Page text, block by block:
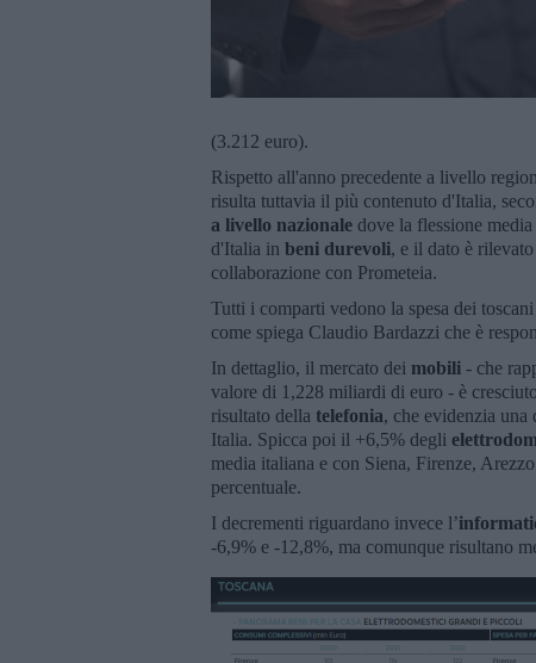
(3.212 euro).
Rispetto all'anno precedente a livello
risulta tuttavia il più contenuto d'Italia,
a livello nazionale dove la flessione
d'Italia in beni durevoli, e il dato è
collaborazione con Prometeia.
Tutti i comparti vedono la spesa dei
come spiega Claudio Bardazzi che è
In dettaglio, il mercato dei mobili - che
valore di 1,228 miliardi di euro - è
risultato della telefonia, che evidenzia
Italia. Spicca poi il +6,5% degli
media italiana e con Siena, Firenze,
percentuale.
I decrementi riguardano invece l’
-6,9% e -12,8%, ma comunque risultano